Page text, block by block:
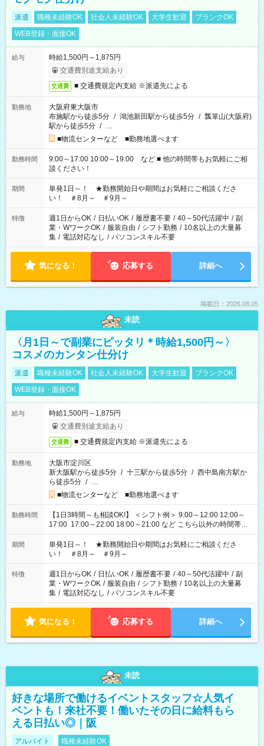
派遣 職種未経験OK 社会人未経験OK 大学生歓迎
ブランクOK
WEB登録・面接OK
給与
時給1,500円～1,875円
交通費別途支給あり
交通費 ■ 交通費規定内支給 ※派遣先による
勤務地
大阪府東大阪市
布施駅から徒歩5分 / 鴻池新田駅から徒歩5分 / 瓢箪山(大阪府)
駅から徒歩5分 / …
■物流センターなど ■勤務地選べます
勤務時間
9:00～17:00 10:00～19:00 など ■ 他の時間帯もお気軽にご相
談ください！
期間
単発1日～！ ★勤務開始日や期間はお気軽にご相談くださ
い！ ＃8月～ ＃9月～
特徴 週1日からOK / 日払いOK / 履歴書不要 / 40～50代活躍中 / 副
業・WワークOK / 服装自由 / シフト勤務 / 10名以上の大量募
集 / 電話対応なし / パソコンスキル不要
気になる！ 応募する 詳細へ
掲載日：2026.08.05
未読
〈月1日～で副業にピッタリ＊時給1,500円～〉
コスメのカンタン仕分け
派遣 職種未経験OK 社会人未経験OK 大学生歓迎
ブランクOK
WEB登録・面接OK
給与
時給1,500円～1,875円
交通費別途支給あり
交通費 ■ 交通費規定内支給 ※派遣先による
勤務地
大阪市淀川区
新大阪駅から徒歩5分 / 十三駅から徒歩5分 / 西中島南方駅か
ら徒歩5分 / …
■物流センターなど ■勤務地選べます
勤務時間
【1日3時間～も相談OK!】 ＜シフト例＞ 9:00～12:00 12:00～
17:00 17:00～22:00 18:00～21:00 など こちら以外の時間帯も
お気軽にご相談ください！
期間
単発1日～！ ★勤務開始日や期間はお気軽にご相談くださ
い！ ＃8月～ ＃9月～
特徴 週1日からOK / 日払いOK / 履歴書不要 / 40～50代活躍中 / 副
業・WワークOK / 服装自由 / シフト勤務 / 10名以上の大量募
集 / 電話対応なし / パソコンスキル不要
気になる！ 応募する 詳細へ
未読
好きな場所で働けるイベントスタッフ☆人気イ
ベントも！来社不要！働いたその日に給料もら
える日払い◎｜阪
アルバイト 職種未経験OK